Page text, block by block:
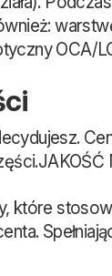
OCA/
które